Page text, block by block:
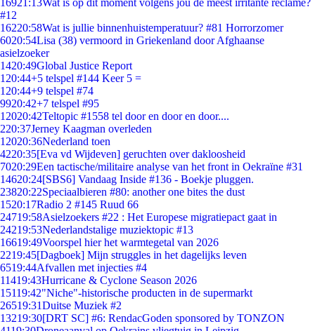
16921:13Wat is op dit moment volgens jou de meest irritante reclame?
#12
16220:58Wat is jullie binnenhuistemperatuur? #81 Horrorzomer
6020:54Lisa (38) vermoord in Griekenland door Afghaanse
asielzoeker
1420:49Global Justice Report
1 20:44+5 telspel #144 Keer 5 =
1 20:44+9 telspel #74
9920:42+7 telspel #95
12020:42Teltopic #1558 tel door en door en door....
220:37Jerney Kaagman overleden
12020:36Nederland toen
4220:35[Eva vd Wijdeven] geruchten over dakloosheid
7020:29Een tactische/militaire analyse van het front in Oekraïne #31
14620:24[SBS6] Vandaag Inside #136 - Boekje pluggen.
23820:22Speciaalbieren #80: another one bites the dust
1520:17Radio 2 #145 Ruud 66
24719:58Asielzoekers #22 : Het Europese migratiepact gaat in
24219:53Nederlandstalige muziektopic #13
16619:49Voorspel hier het warmtegetal van 2026
2219:45[Dagboek] Mijn struggles in het dagelijks leven
6519:44Afvallen met injecties #4
11419:43Hurricane & Cyclone Season 2026
15119:42"Niche"-historische producten in de supermarkt
26519:31Duitse Muziek #2
13219:30[DRT SC] #6: RendacGoden sponsored by TONZON